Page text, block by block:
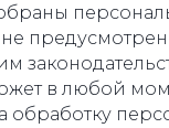
в любой
обработку